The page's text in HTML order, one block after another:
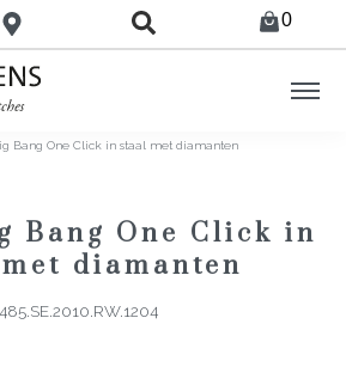
0
Bang One Click in staal met diamanten
Bang One Click in
diamanten
485.SE.2010.RW.1204